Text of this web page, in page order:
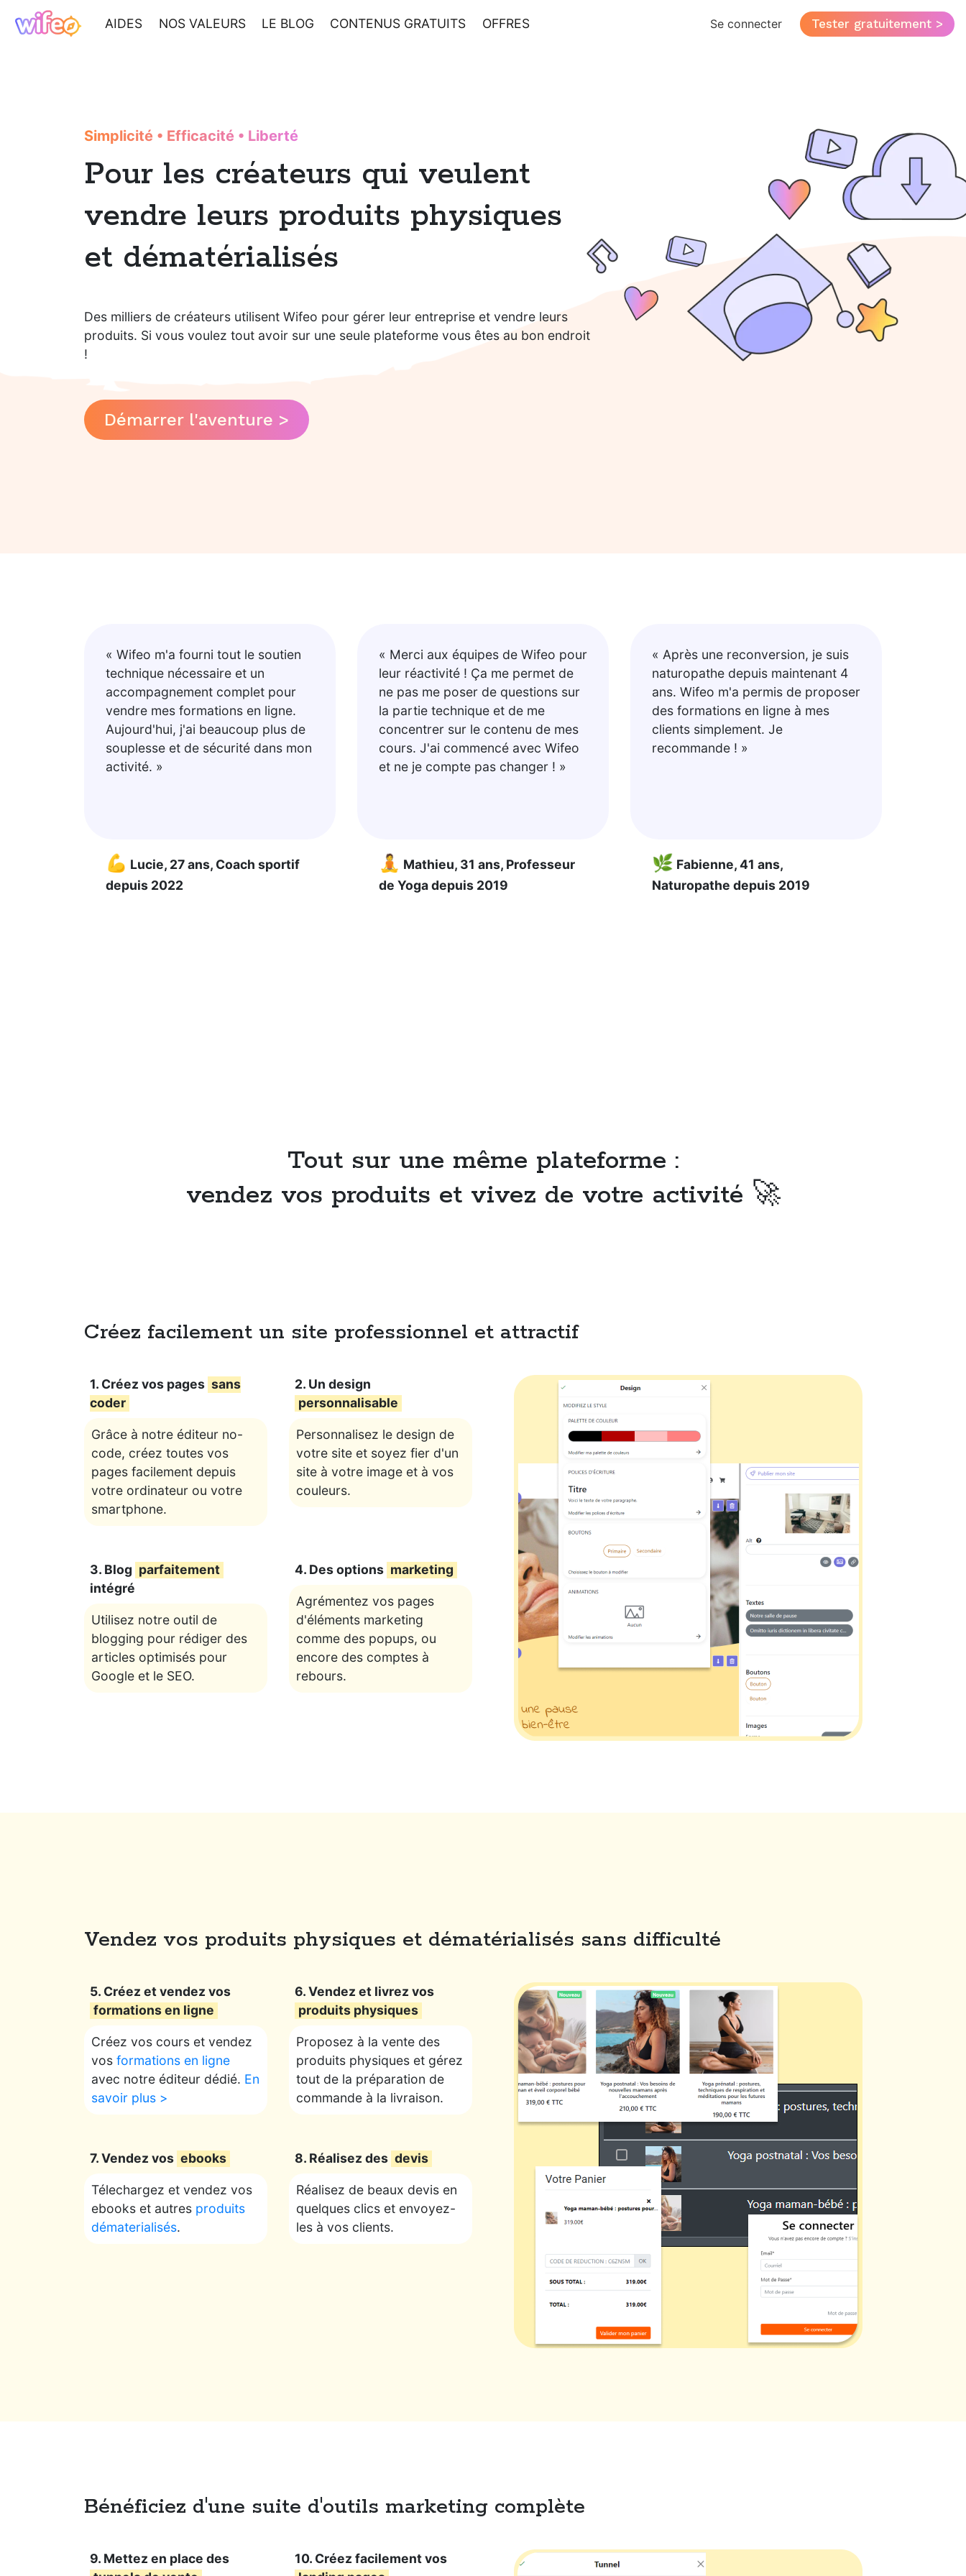
AIDES NOS VALEURS LE BLOG CONTENUS GRATUITS OFFRES Se connecter Tester gratuitement >
Simplicité • Efficacité • Liberté
Pour les créateurs qui veulent
vendre leurs produits physiques
et dématérialisés
Des milliers de créateurs utilisent Wifeo pour gérer leur entreprise et vendre leurs
produits. Si vous voulez tout avoir sur une seule plateforme vous êtes au bon endroit
!
Démarrer l'aventure >
« Wifeo m'a fourni tout le soutien
technique nécessaire et un
accompagnement complet pour
vendre mes formations en ligne.
Aujourd'hui, j'ai beaucoup plus de
souplesse et de sécurité dans mon
activité. »
💪 Lucie, 27 ans, Coach sportif
depuis 2022
« Merci aux équipes de Wifeo pour
leur réactivité ! Ça me permet de
ne pas me poser de questions sur
la partie technique et de me
concentrer sur le contenu de mes
cours. J'ai commencé avec Wifeo
et ne je compte pas changer ! »
🧘 Mathieu, 31 ans, Professeur
de Yoga depuis 2019
« Après une reconversion, je suis
naturopathe depuis maintenant 4
ans. Wifeo m'a permis de proposer
des formations en ligne à mes
clients simplement. Je
recommande ! »
🌿 Fabienne, 41 ans,
Naturopathe depuis 2019
Tout sur une même plateforme :
vendez vos produits et vivez de votre activité 🚀
Créez facilement un site professionnel et attractif
1. Créez vos pages sans
coder
Grâce à notre éditeur no-
code, créez toutes vos
pages facilement depuis
votre ordinateur ou votre
smartphone.
2. Un design
personnalisable
Personnalisez le design de
votre site et soyez fier d'un
site à votre image et à vos
couleurs.
3. Blog parfaitement
intégré
Utilisez notre outil de
blogging pour rédiger des
articles optimisés pour
Google et le SEO.
4. Des options marketing
Agrémentez vos pages
d'éléments marketing
comme des popups, ou
encore des comptes à
rebours.
Vendez vos produits physiques et dématérialisés sans difficulté
5. Créez et vendez vos
formations en ligne
Créez vos cours et vendez
vos formations en ligne
avec notre éditeur dédié. En
savoir plus >
6. Vendez et livrez vos
produits physiques
Proposez à la vente des
produits physiques et gérez
tout de la préparation de
commande à la livraison.
7. Vendez vos ebooks
Télechargez et vendez vos
ebooks et autres produits
dématerialisés.
8. Réalisez des devis
Réalisez de beaux devis en
quelques clics et envoyez-
les à vos clients.
Bénéficiez d'une suite d'outils marketing complète
9. Mettez en place des
10. Créez facilement vos